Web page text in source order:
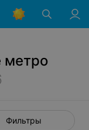
метро
Фильтры